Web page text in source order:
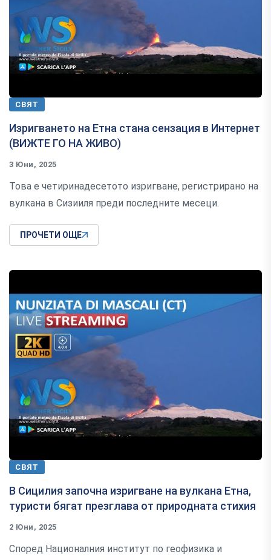
СВЯТ
Изригването на Етна стана сензация в Интернет
(ВИЖТЕ ГО НА ЖИВО)
3 Юни, 2025
Това е четиринадесетото изригване, регистрирано на
вулкана в Сизииля преди последните месеци.
ПРОЧЕТИ ОЩЕ
СВЯТ
В Сицилия започна изригване на вулкана Етна,
туристи бягат презглава от природната стихия
2 Юни, 2025
Според Националния институт по геофизика и